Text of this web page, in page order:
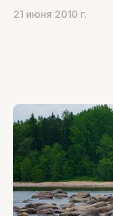
21 июня 2010 г.